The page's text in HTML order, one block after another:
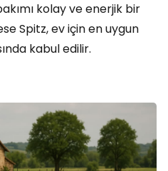
kolay ve enerjik bir
Spitz, ev için en uygun
kabul edilir.